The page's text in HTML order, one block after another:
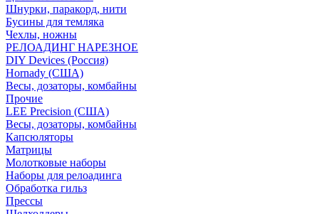
Шнурки, паракорд, нити
Бусины для темляка
Чехлы, ножны
РЕЛОАДИНГ НАРЕЗНОЕ
DIY Devices (Россия)
Hornady (США)
Весы, дозаторы, комбайны
Прочие
LEE Precision (США)
Весы, дозаторы, комбайны
Капсюляторы
Матрицы
Молотковые наборы
Наборы для релоадинга
Обработка гильз
Преcсы